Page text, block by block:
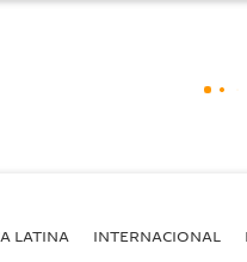
LATINA INTERNACIONAL